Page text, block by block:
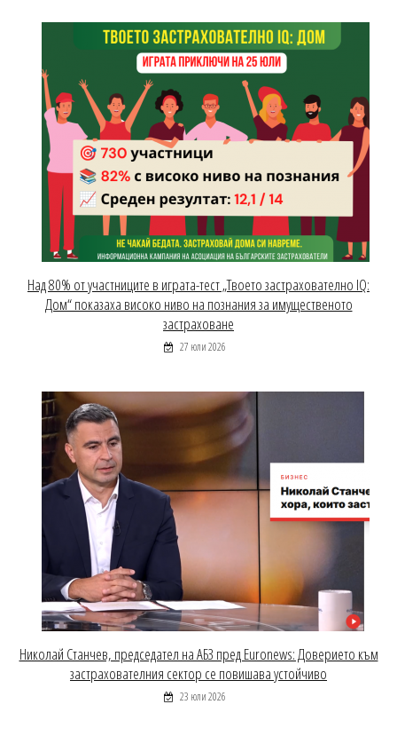
Над 80% от участниците в играта-тест „Твоето застрахователно IQ:
Дом“ показаха високо ниво на познания за имущественото
застраховане
27 юли 2026
Николай Станчев, председател на АБЗ пред Euronews: Доверието към
застрахователния сектор се повишава устойчиво
23 юли 2026